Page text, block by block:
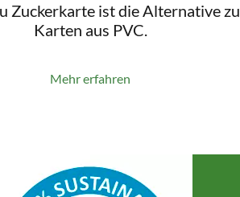
Zuckerkarte ist die Alternative zu
Karten aus PVC.
Mehr erfahren